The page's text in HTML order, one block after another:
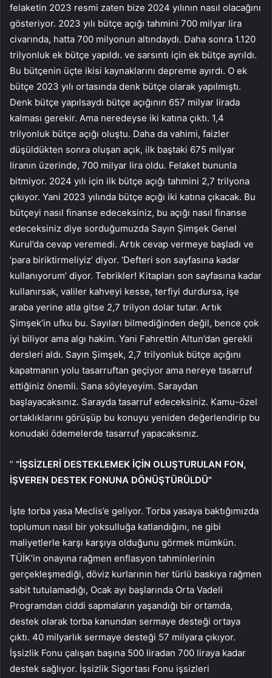
felaketin 2023 resmi zaten bize 2024 yılının nasıl olacağını
gösteriyor. 2023 yılı bütçe açığı tahmini 700 milyar lira
civarında, hatta 700 milyonun altındaydı. Daha sonra 1.120
trilyonluk ek bütçe yapıldı. ve sarsıntı için ek bütçe ayrıldı.
Bu bütçenin üçte ikisi kaynaklarını depreme ayırdı. O ek
bütçe 2023 yılı ortasında denk bütçe olarak yapılmıştı.
Denk bütçe yapılsaydı bütçe açığının 657 milyar lirada
kalması gerekir. Ama neredeyse iki katına çıktı. 1,4
trilyonluk bütçe açığı oluştu. Daha da vahimi, faizler
düşüldükten sonra oluşan açık, ilk baştaki 675 milyar
liranın üzerinde, 700 milyar lira oldu. Felaket bununla
bitmiyor. 2024 yılı için ilk bütçe açığı tahmini 2,7 trilyona
çıkıyor. Yani 2023 yılında bütçe açığı iki katına çıkacak. Bu
bütçeyi nasıl finanse edeceksiniz, bu açığı nasıl finanse
edeceksiniz diye sorduğumuzda Sayın Şimşek Genel
Kurul’da cevap veremedi. Artık cevap vermeye başladı ve
‘para biriktirmeliyiz’ diyor. ‘Defteri son sayfasına kadar
kullanıyorum’ diyor. Tebrikler! Kitapları son sayfasına kadar
kullanırsak, valiler kahveyi kesse, terfiyi durdursa, işe
araba yerine atla gitse 2,7 trilyon dolar tutar. Artık
Şimşek’in ufku bu. Sayıları bilmediğinden değil, bence çok
iyi biliyor ama algı hakim. Yani Fahrettin Altun’dan gerekli
dersleri aldı. Sayın Şimşek, 2,7 trilyonluk bütçe açığını
kapatmanın yolu tasarruftan geçiyor ama nereye tasarruf
ettiğiniz önemli. Sana söyleyeyim. Saraydan
başlayacaksınız. Sarayda tasarruf edeceksiniz. Kamu-özel
ortaklıklarını görüşüp bu konuyu yeniden değerlendirip bu
konudaki ödemelerde tasarruf yapacaksınız.
” “İŞSİZLERİ DESTEKLEMEK İÇİN OLUŞTURULAN FON,
İŞVEREN DESTEK FONUNA DÖNÜŞTÜRÜLDÜ”
İşte torba yasa Meclis’e geliyor. Torba yasaya baktığımızda
toplumun nasıl bir yoksulluğa katlandığını, ne gibi
maliyetlerle karşı karşıya olduğunu görmek mümkün.
TÜİK’in onayına rağmen enflasyon tahminlerinin
gerçekleşmediği, döviz kurlarının her türlü baskıya rağmen
sabit tutulamadığı, Ocak ayı başlarında Orta Vadeli
Programdan ciddi sapmaların yaşandığı bir ortamda,
destek olarak torba kanundan sermaye desteği ortaya
çıktı. 40 milyarlık sermaye desteği 57 milyara çıkıyor.
İşsizlik Fonu çalışan başına 500 liradan 700 liraya kadar
destek sağlıyor. İşsizlik Sigortası Fonu işsizleri